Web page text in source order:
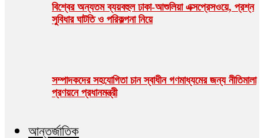
বিশ্বের অন্যতম ব্যয়বহুল ঢাকা-আশুলিয়া এক্সপ্রেসওয়ে, প্রশ্ন
সুবিধার ঘাটতি ও পরিকল্পনা নিয়ে
সম্পাদকদের সহযোগিতা চান স্বাধীন গণমাধ্যমের জন্য নীতিমালা
প্রণয়নে প্রধানমন্ত্রী
আন্তর্জাতিক